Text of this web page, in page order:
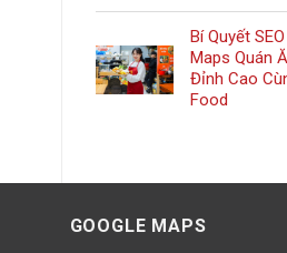
Bí Quyết SEO Google
Maps Quán
Đỉnh Cao
Food
GOOGLE MAPS